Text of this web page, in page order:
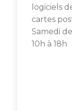
logiciels
cartes
Samedi
10h à 18h